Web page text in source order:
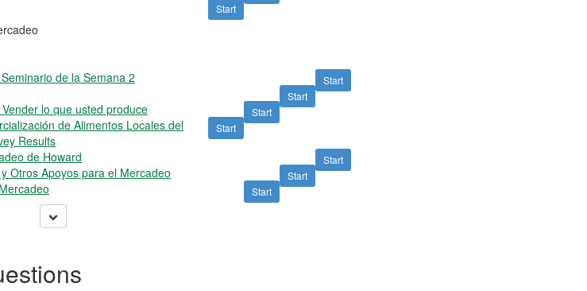
Start
Start
de la Semana 2
Start
Start
lo que usted produce
Start
de Alimentos Locales del
Results
Start
de Howard
Start
Otros Apoyos para el Mercadeo
Start